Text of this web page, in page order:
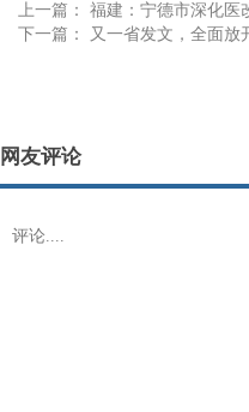
上一篇：
福建：宁德市深化医
下一篇：
又一省发文，全面放
网友评论